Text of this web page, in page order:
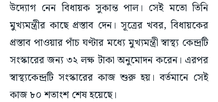
উদ্যোগ নেন বিধায়ক সুকান্ত পাল। সেই মতো তিনি
মুখ্যমন্ত্রীর কাছে প্রস্তাব দেন। সূত্রের খবর, বিধায়কের
প্রস্তাব পাওয়ার পাঁচ ঘণ্টার মধ্যে মুখ্যমন্ত্রী স্বাস্থ্য কেন্দ্রটি
সংস্কারের জন্য ৩২ লক্ষ টাকা অনুমোদন করেন। এরপর
স্বাস্থ্যকেন্দ্রটি সংস্কারের কাজ শুরু হয়। বর্তমানে সেই
কাজ ৮০ শতাংশ শেষ হয়েছে।